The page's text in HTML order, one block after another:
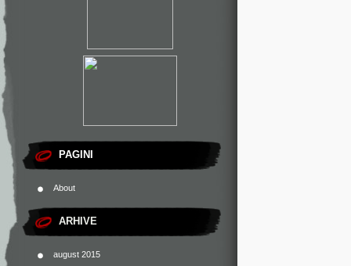
PAGINI
About
ARHIVE
august 2015